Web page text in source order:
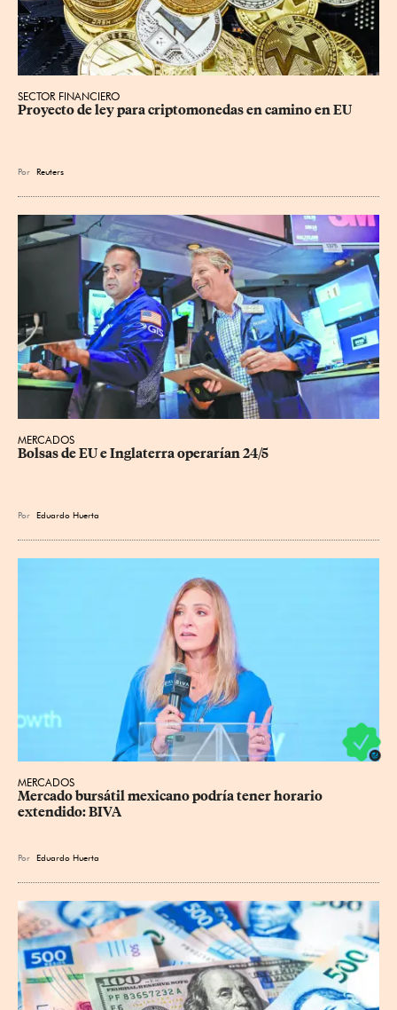
SECTOR FINANCIERO
Proyecto de ley para criptomonedas en camino en EU
Por Reuters
MERCADOS
Bolsas de EU e Inglaterra operarían 24/5
Por Eduardo Huerta
MERCADOS
Mercado bursátil mexicano podría tener horario
extendido: BIVA
Por Eduardo Huerta